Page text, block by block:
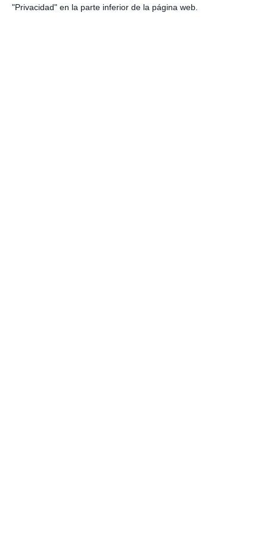
"Privacidad" en la parte inferior de la página web.